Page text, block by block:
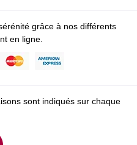
grâce à nos différents
en ligne.
sont indiqués sur chaque